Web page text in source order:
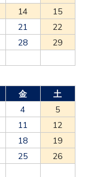
14
15
21
22
28
29
金
土
4
5
11
12
18
19
25
26